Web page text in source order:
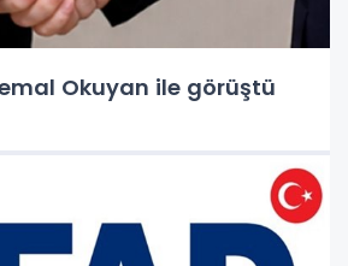
Okuyan ile görüştü